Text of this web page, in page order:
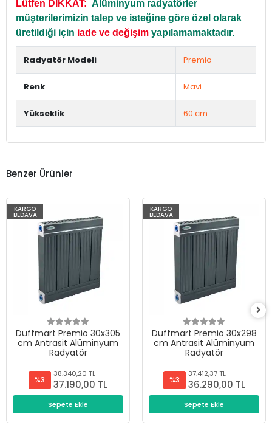
Lütfen DİKKAT: Alüminyum radyatörler
müşterilerimizin talep ve isteğine göre özel olarak
üretildiği için iade ve değişim yapılamamaktadır.
Radyatör Modeli Premio
Renk Mavi
Yükseklik 60 cm.
Benzer Ürünler
KARGO
BEDAVA
Duffmart Premio 30x305
cm Antrasit Alüminyum
Radyatör
%3
38.340,20 TL
37.190,00 TL
Sepete Ekle
KARGO
BEDAVA
Duffmart Premio 30x298
cm Antrasit Alüminyum
Radyatör
%3
37.412,37 TL
36.290,00 TL
Sepete Ekle